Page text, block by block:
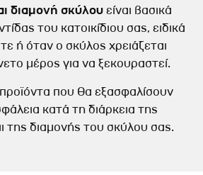
διαμονή σκύλουείναι βασικά
του κατοικίδιου σας, ειδικά
ή όταν ο σκύλος χρειάζεται
μέρος για να ξεκουραστεί.
που θα εξασφαλίσουν
κατά τη διάρκεια της
της διαμονής του σκύλου σας.